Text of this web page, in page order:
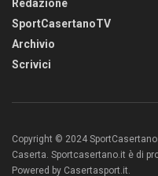
Redazione
SportCasertanoTV
Archivio
Scrivici
Copyright © 2024
Caserta. Sportcasertano.it è di
Powered by Casertasport.it.